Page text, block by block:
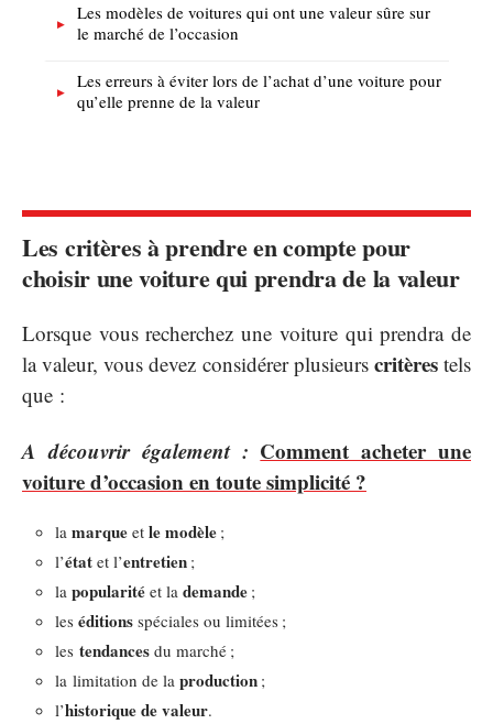
Les modèles de voitures qui ont une valeur sûre sur
le marché de l’occasion
Les erreurs à éviter lors de l’achat d’une voiture pour
qu’elle prenne de la valeur
Les critères à prendre en compte pour
choisir une voiture qui prendra de la valeur
Lorsque vous recherchez une voiture qui prendra de
la valeur, vous devez considérer plusieurs critèrestels
que :
A découvrir également : Comment acheter une
voiture d’occasion en toute simplicité ?
la marque et le modèle ;
l’état et l’entretien ;
la popularité et la demande ;
les éditions spéciales ou limitées ;
les tendances du marché ;
la limitation de la production ;
l’historique de valeur.